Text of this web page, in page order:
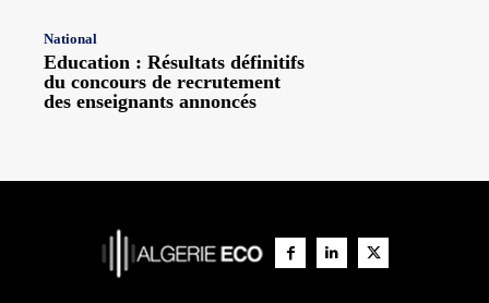
National
Education : Résultats définitifs
du concours de recrutement
des enseignants annoncés